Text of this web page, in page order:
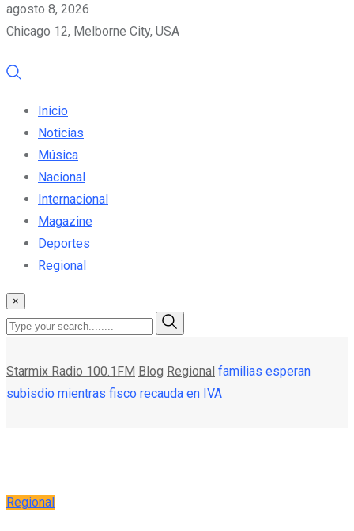
agosto 8, 2026
Chicago 12, Melborne City, USA
Inicio
Noticias
Música
Nacional
Internacional
Magazine
Deportes
Regional
×
Starmix Radio 100.1FM Blog Regional familias esperan
subisdio mientras fisco recauda en IVA
Regional